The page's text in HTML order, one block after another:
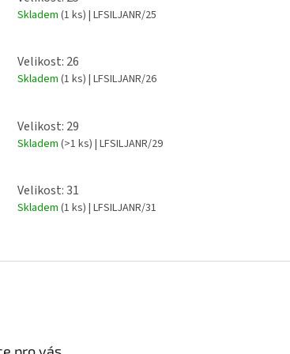
Skladem (1 ks) | LFSILJANR/25
Velikost: 26
Skladem (1 ks) | LFSILJANR/26
Velikost: 29
Skladem (>1 ks) | LFSILJANR/29
Velikost: 31
Skladem (1 ks) | LFSILJANR/31